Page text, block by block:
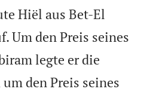
Hiël aus Bet-El
Um den Preis seines
legte er die
den Preis seines